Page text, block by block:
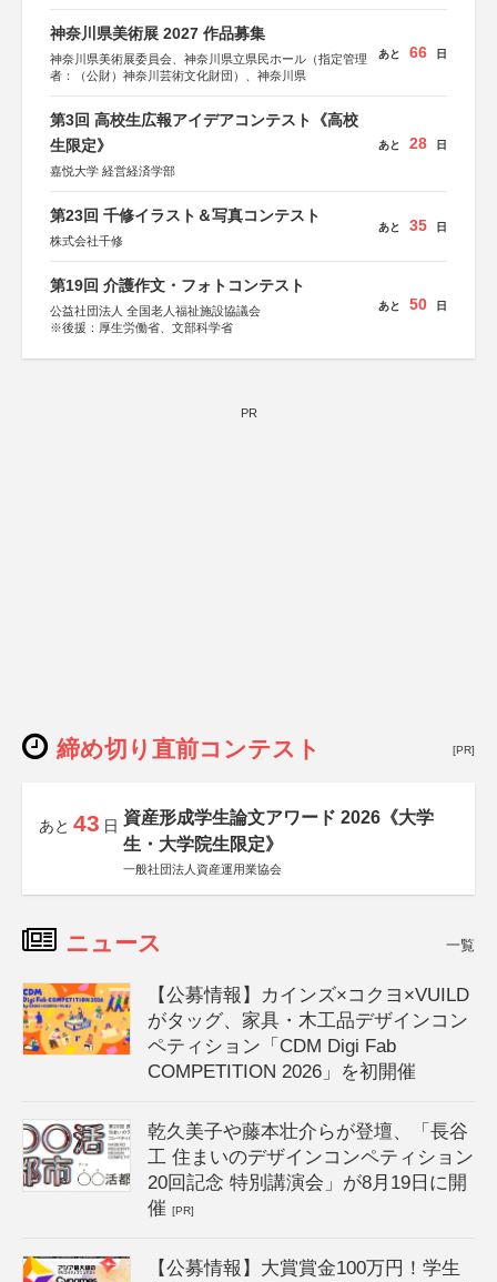
神奈川県美術展 2027 作品募集
神奈川県美術展委員会、神奈川県立県民ホール（指定管理
者：（公財）神奈川芸術文化財団）、神奈川県
あと 66 日
第3回 高校生広報アイデアコンテスト《高校
生限定》
嘉悦大学 経営経済学部
あと 28 日
第23回 千修イラスト＆写真コンテスト
株式会社千修
あと 35 日
第19回 介護作文・フォトコンテスト
公益社団法人 全国老人福祉施設協議会
※後援：厚生労働省、文部科学省
あと 50 日
PR
締め切り直前コンテスト [PR]
あと 43 日 資産形成学生論文アワード 2026《大学
生・大学院生限定》
一般社団法人資産運用業協会
ニュース 一覧
【公募情報】カインズ×コクヨ×VUILD
がタッグ、家具・木工品デザインコン
ペティション「CDM Digi Fab
COMPETITION 2026」を初開催
乾久美子や藤本壮介らが登壇、「長谷
工 住まいのデザインコンペティション
20回記念 特別講演会」が8月19日に開
催[PR]
【公募情報】大賞賞金100万円！学生